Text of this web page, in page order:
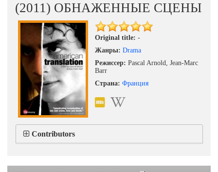
(2011) ОБНАЖЕННЫЕ СЦЕНЫ
Original title: -
Жанры: Drama
Режиссер: Pascal Arnold, Jean-Marc
Barr
Страна: Франция
Contributors